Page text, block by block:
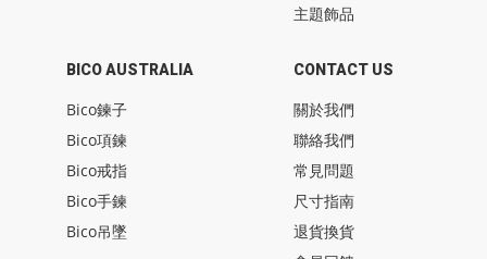
BICO AUSTRALIA
Bico鍊子
Bico項鍊
Bico戒指
Bico手鍊
Bico吊墜
主題飾品
CONTACT US
關於我們
聯絡我們
常見問題
尺寸指南
退貨換貨